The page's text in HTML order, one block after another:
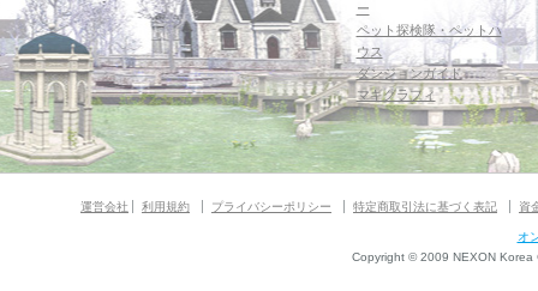
ー
ペット探検隊・ペットハ
ウス
ダンジョンガイド
マギグラフィ
運営会社 利用規約 プライバシーポリシー 特定商取引法に基づく表記 資
オ
Copyright © 2009 NEXON Korea